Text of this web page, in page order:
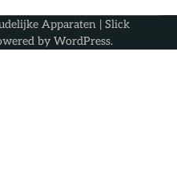
Apparaten| Slick
by WordPress.